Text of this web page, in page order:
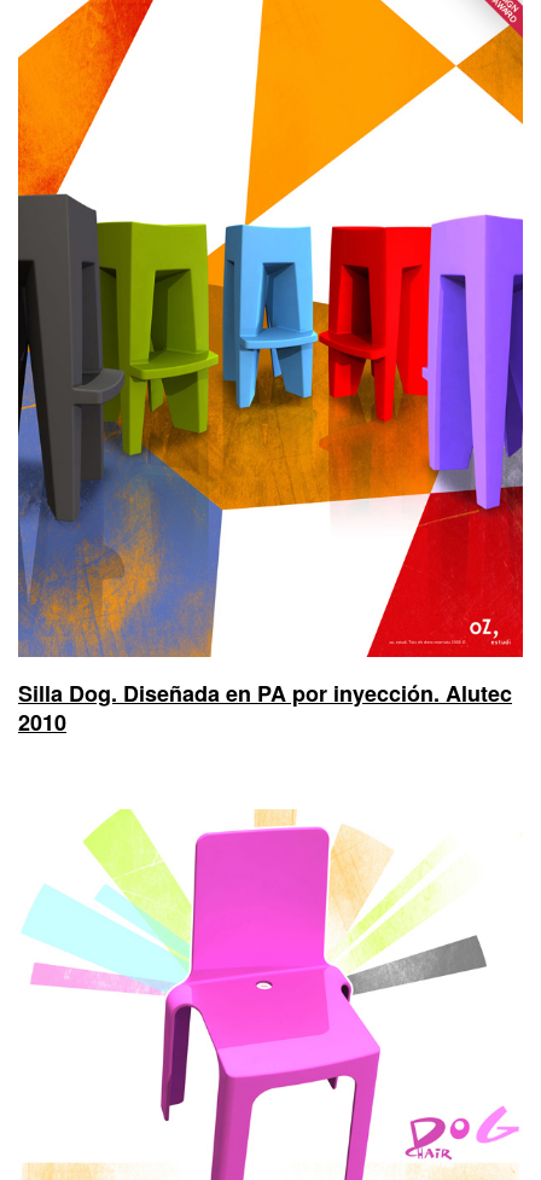
Silla Dog. Diseñada en PA por inyección. Alutec
2010